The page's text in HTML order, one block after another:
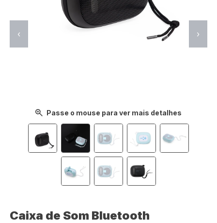
Passe o mouse para ver mais detalhes
‹ ›
Caixa de Som Bluetooth